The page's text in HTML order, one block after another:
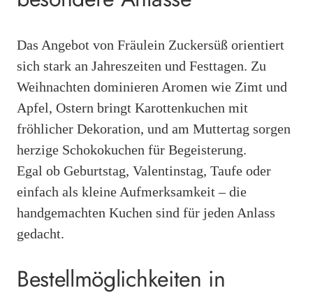
Das Angebot von Fräulein Zuckersüß orientiert
sich stark an Jahreszeiten und Festtagen. Zu
Weihnachten dominieren Aromen wie Zimt und
Apfel, Ostern bringt Karottenkuchen mit
fröhlicher Dekoration, und am Muttertag sorgen
herzige Schokokuchen für Begeisterung.
Egal ob Geburtstag, Valentinstag, Taufe oder
einfach als kleine Aufmerksamkeit – die
handgemachten Kuchen sind für jeden Anlass
gedacht.
Bestellmöglichkeiten in